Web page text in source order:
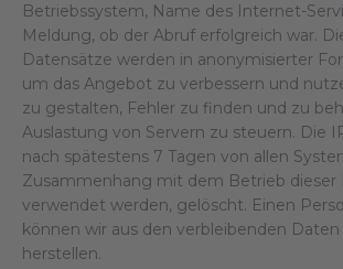
Betriebssystem, Name des Internet-
Meldung, ob der Abruf erfolgreich war.
Datensätze werden in anonymisierter
um das Angebot zu verbessern und
zu gestalten, Fehler zu finden und zu
Auslastung von Servern zu steuern. Die
nach spätestens 7 Tagen von allen
Zusammenhang mit dem Betrieb
verwendet werden, gelöscht. Einen
können wir aus den verbleibenden
herstellen.